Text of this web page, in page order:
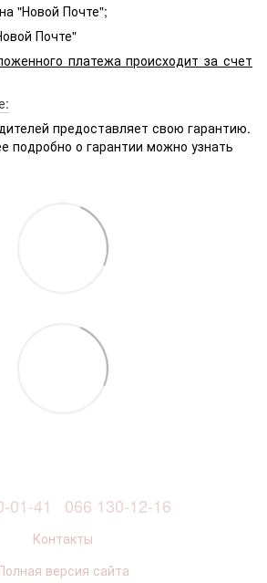
"Новой Почте";
Почте"
платежа происходит за счет
предоставляет свою гарантию.
подробно о гарантии можно узнать
01-41 066 130-12-16
Контакты
версия сайта